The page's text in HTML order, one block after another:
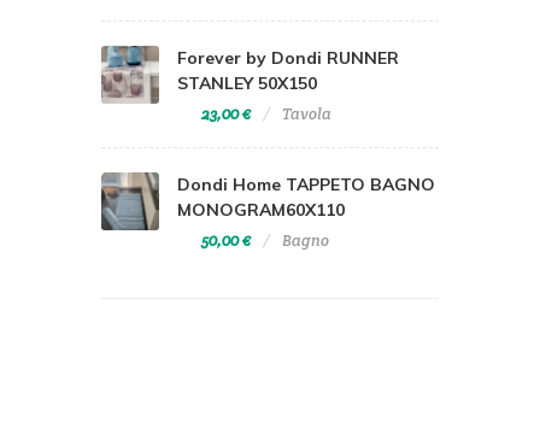
Forever by Dondi RUNNER
STANLEY 50X150
23,00 € Tavola
Dondi Home TAPPETO BAGNO
MONOGRAM60X110
50,00 € Bagno